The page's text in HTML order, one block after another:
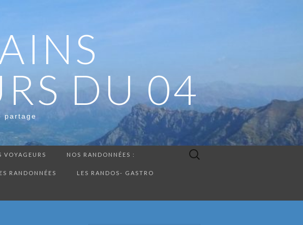
DU 04
partage
VOYAGEURS NOS RANDONNÉES :
RANDONNÉES LES RANDOS- GASTRO
Rechercher :